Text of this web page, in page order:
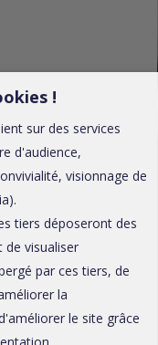
!
sur des services
d'audience,
visionnage de
tiers déposeront des
visualiser
par ces tiers, de
la
le site grâce